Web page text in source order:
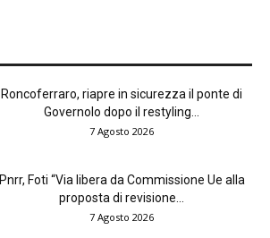
Roncoferraro, riapre in sicurezza il ponte di
Governolo dopo il restyling...
7 Agosto 2026
Pnrr, Foti “Via libera da Commissione Ue alla
proposta di revisione...
7 Agosto 2026